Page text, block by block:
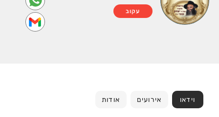
עקוב
וידאו אירועים אודות